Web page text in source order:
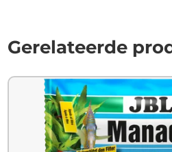
Gerelateerde